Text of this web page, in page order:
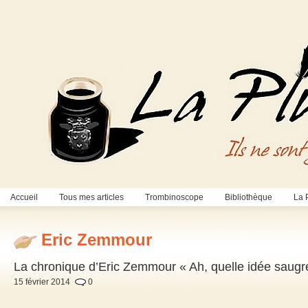
Accueil Tous mes articles Trombinoscope Bibliothèque La
Eric Zemmour
La chronique d’Eric Zemmour « Ah, quelle idée
15 février 2014 0